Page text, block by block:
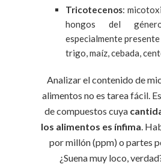
Tricotecenos:
hongos del
especialmente
trigo, maíz, cebada,
Analizar el contenido de
alimentos no es tarea fácil.
de compuestos cuya
los alimentos es ínfima.
por millón (ppm) o partes
¿Suena muy loco,